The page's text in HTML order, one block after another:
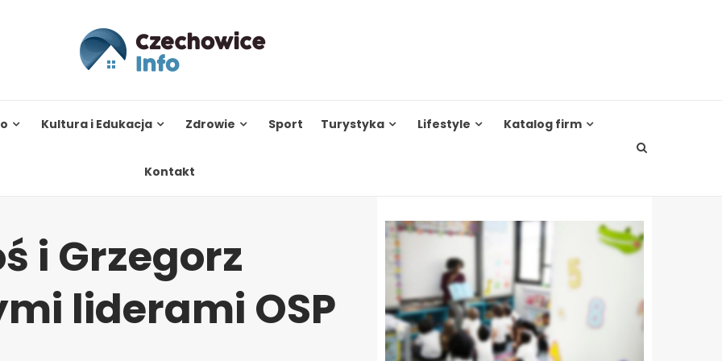
Kultura i Edukacja Zdrowie Sport Turystyka Lifestyle Katalog firm
Kontakt
i Grzegorz
liderami OSP